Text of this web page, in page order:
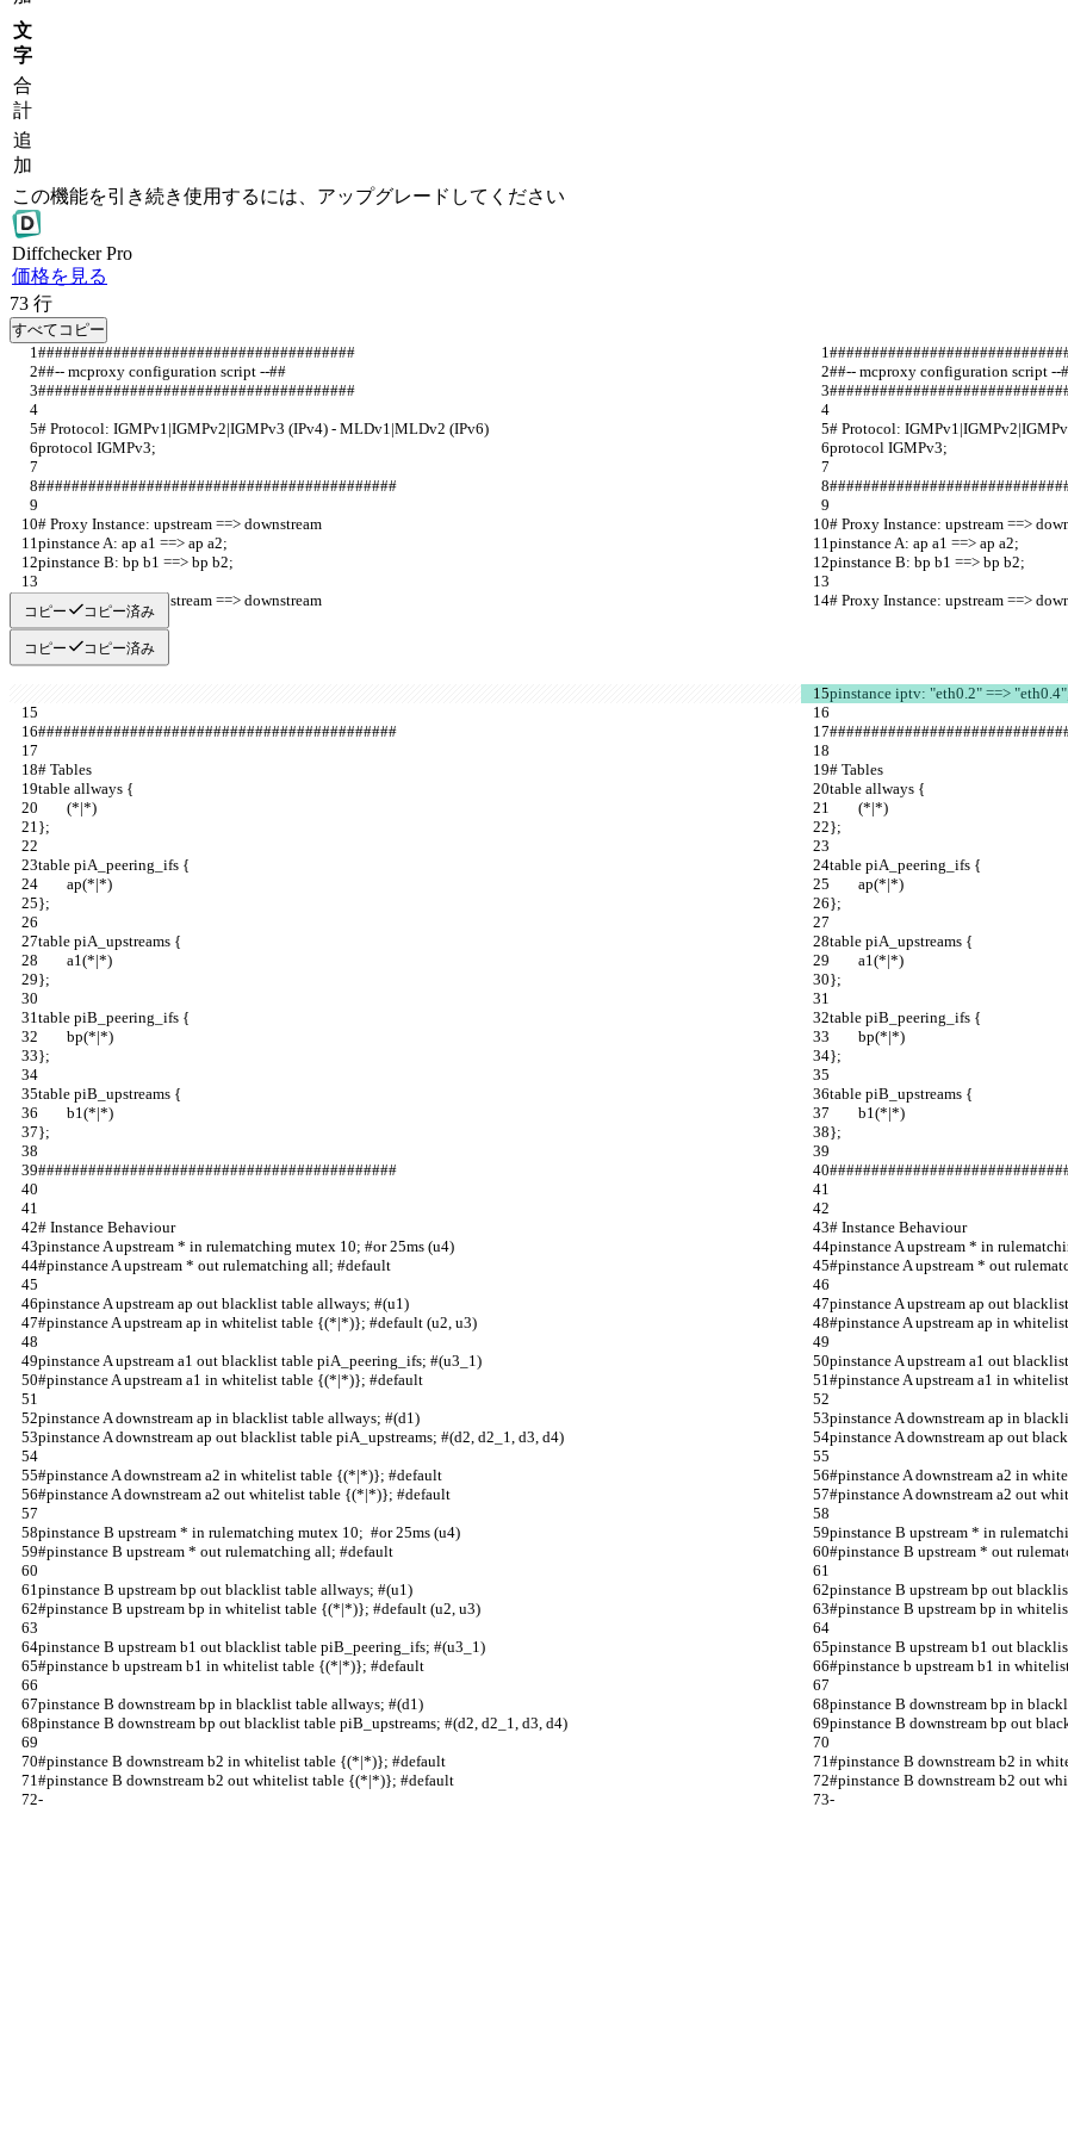
文
字
合
計
追
加
この機能を引き続き使用するには、アップグレードしてください
DiffcheckerPro
価格を見る
73 行
すべてコピー
######################################
##-- mcproxy configuration script --##
##-- mcproxy configuration
######################################
# Protocol: IGMPv1|IGMPv2|IGMPv3 (IPv4) - MLDv1|MLDv2 (IPv6)
# Protocol:
protocol IGMPv3;
protocol IGMPv3;
###########################################
# Proxy Instance: upstream ==> downstream
# Proxy Instance: upstream ==>
pinstance A: ap a1 ==> ap a2;
pinstance A: ap a1 ==> ap a2;
pinstance B: bp b1 ==> bp b2;
pinstance B: bp b1 ==> bp b2;
# Proxy Instance: upstream ==> downstream # Proxy Instance: upstream ==>
コピー コピー済み
コピー コピー済み
pinstance iptv: "eth0.2" ==>
###########################################
# Tables
# Tables
table allways {
table allways {
        (*|*)
        (*|*)
};
};
table piA_peering_ifs {
table
        ap(*|*)
        ap(*|*)
};
};
table piA_upstreams {
table
        a1(*|*)
        a1(*|*)
};
table piB_peering_ifs {
table
        bp(*|*)
};
table piB_upstreams {
table
        b1(*|*)
};
###########################################
# Instance Behaviour
# Instance Behaviour
pinstance A upstream * in rulematching mutex 10; #or 25ms (u4)
pinstance A upstream * in
#pinstance A upstream * out rulematching all; #default
#pinstance A upstream * out
pinstance A upstream ap out blacklist table allways; #(u1)
pinstance A upstream ap out
#pinstance A upstream ap in whitelist table {(*|*)}; #default (u2, u3)
#pinstance A upstream ap in
pinstance A upstream a1 out blacklist table piA_peering_ifs; #(u3_1)
pinstance A upstream a1 out
#pinstance A upstream a1 in whitelist table {(*|*)}; #default
#pinstance A upstream a1 in
pinstance A downstream ap in blacklist table allways; #(d1)
pinstance A downstream ap in
pinstance A downstream ap out blacklist table piA_upstreams; #(d2, d2_1, d3, d4)
pinstance A downstream ap out
#pinstance A downstream a2 in whitelist table {(*|*)}; #default
#pinstance A downstream a2
#pinstance A downstream a2 out whitelist table {(*|*)}; #default
#pinstance A downstream a2
pinstance B upstream * in rulematching mutex 10;  #or 25ms (u4)
pinstance B upstream * in
#pinstance B upstream * out rulematching all; #default
#pinstance B upstream * out
pinstance B upstream bp out blacklist table allways; #(u1)
pinstance B upstream bp out
#pinstance B upstream bp in whitelist table {(*|*)}; #default (u2, u3)
#pinstance B upstream bp in
pinstance B upstream b1 out blacklist table piB_peering_ifs; #(u3_1)
pinstance B upstream b1 out
#pinstance b upstream b1 in whitelist table {(*|*)}; #default
#pinstance b upstream b1 in
pinstance B downstream bp in blacklist table allways; #(d1)
pinstance B downstream bp
pinstance B downstream bp out blacklist table piB_upstreams; #(d2, d2_1, d3, d4)
pinstance B downstream bp out
#pinstance B downstream b2 in whitelist table {(*|*)}; #default
#pinstance B downstream b2
#pinstance B downstream b2 out whitelist table {(*|*)}; #default
#pinstance B downstream b2
-
-